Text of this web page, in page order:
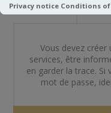
Privacy notice Conditions of
Vous devez
services, être
en garder la trace. Si
mot de passe,